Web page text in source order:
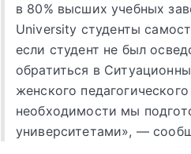
в 80% высших учебных
University студенты
если студент не был
обратиться в
женского
необходимости мы
университетами», —